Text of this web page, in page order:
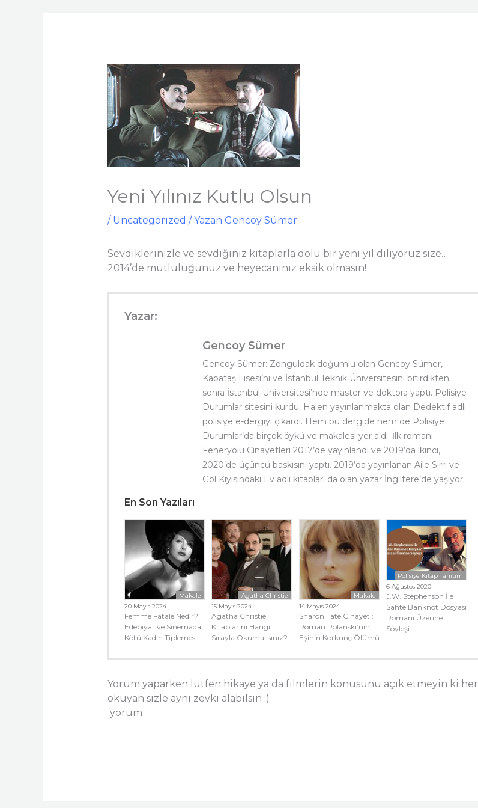
Yeni Yılınız Kutlu Olsun
/ Uncategorized / Yazan Gencoy Sümer
Sevdiklerinizle ve sevdiğiniz kitaplarla dolu bir yeni yıl diliyoruz size…
2014’de mutluluğunuz ve heyecanınız eksik olmasın!
Yazar:
Gencoy Sümer
Gencoy Sümer: Zonguldak doğumlu olan Gencoy Sümer,
Kabataş Lisesi’ni ve İstanbul Teknik Üniversitesini bitirdikten
sonra İstanbul Üniversitesi’nde master ve doktora yaptı. Polisiye
Durumlar sitesini kurdu. Halen yayınlanmakta olan Dedektif adlı
polisiye e-dergiyi çıkardı. Hem bu dergide hem de Polisiye
Durumlar’da birçok öykü ve makalesi yer aldı. İlk romanı
Feneryolu Cinayetleri 2017’de yayınlandı ve 2019’da ikinci,
2020’de üçüncü baskısını yaptı. 2019’da yayınlanan Aile Sırrı ve
Göl Kıyısındaki Ev adlı kitapları da olan yazar İngiltere’de yaşıyor.
En Son Yazıları
Makale
20 Mayıs 2024
Femme Fatale Nedir?
Edebiyat ve Sinemada
Kötü Kadın Tiplemesi
Agatha Christie
15 Mayıs 2024
Agatha Christie
Kitaplarını Hangi
Sırayla Okumalısınız?
Makale
14 Mayıs 2024
Sharon Tate Cinayeti:
Roman Polanski’nin
Eşinin Korkunç Ölümü
Polisiye Kitap Tanıtım
6 Ağustos 2020
J.W. Stephenson İle
Sahte Banknot Dosyası
Romanı Üzerine
Söyleşi
Yorum yaparken lütfen hikaye ya da filmlerin konusunu açık etmeyin ki her
okuyan sizle aynı zevki alabilsin ;)
yorum